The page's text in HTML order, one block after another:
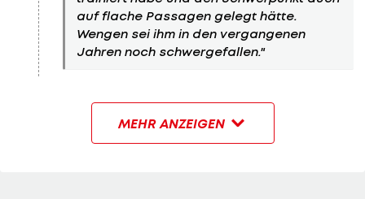
auf flache Passagen gelegt hätte.
Wengen sei ihm in den vergangenen
Jahren noch schwergefallen."
MEHR ANZEIGEN